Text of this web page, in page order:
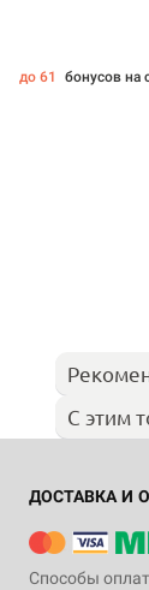
до 61 бонусов на
С этим
ДОСТАВКА И
Способы